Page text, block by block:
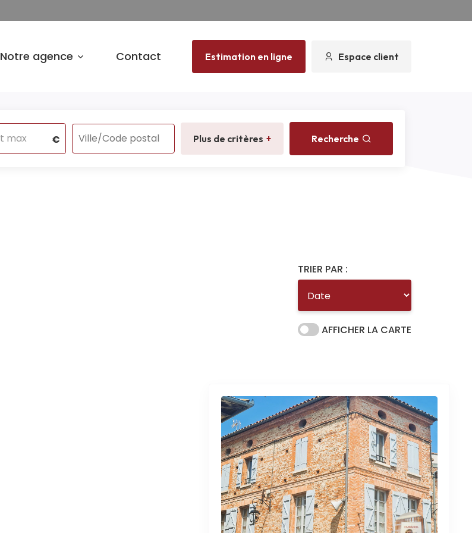
Notre agence Contact Estimation en ligne Espace client
€ Plus de critères + Recherche
TRIER PAR :
AFFICHER LA CARTE